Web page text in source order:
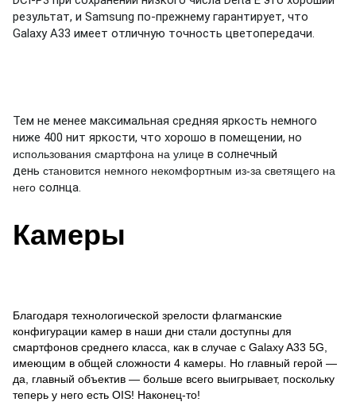
результат, и Samsung по-прежнему гарантирует, что
Galaxy A33 имеет отличную точность цветопередачи.
Тем не менее максимальная средняя яркость немного
ниже 400 нит яркости, что хорошо в помещении, но
использования смартфона на улице в солнечный
день становится немного некомфортным из-за светящего на
него солнца.
Камеры
Благодаря технологической зрелости флагманские
конфигурации камер в наши дни стали доступны для
смартфонов среднего класса, как в случае с Galaxy A33 5G,
имеющим в общей сложности 4 камеры. Но главный герой —
да, главный объектив — больше всего выигрывает, поскольку
теперь у него есть OIS! Наконец-то!